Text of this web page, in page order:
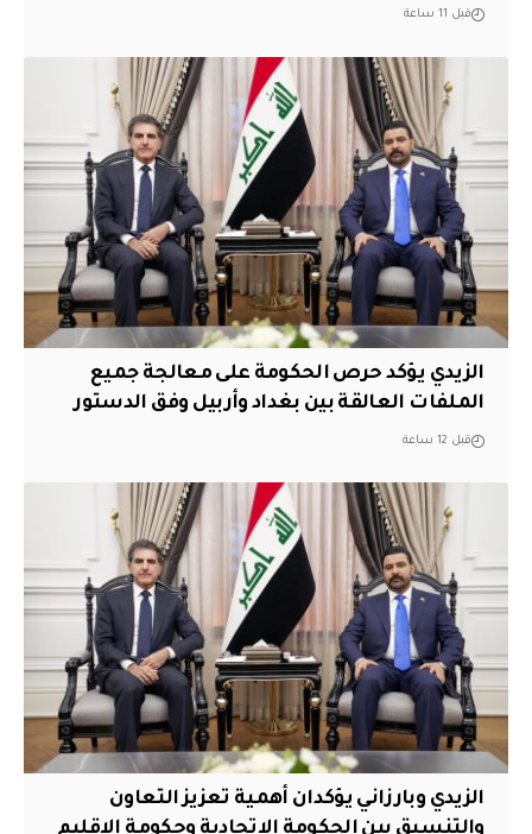
قبل 11 ساعة
الزيدي يؤكد حرص الحكومة على معالجة جميع
الملفات العالقة بين بغداد وأربيل وفق الدستور
قبل 12 ساعة
الزيدي وبارزاني يؤكدان أهمية تعزيز التعاون
والتنسيق بين الحكومة الاتحادية وحكومة الإقليم